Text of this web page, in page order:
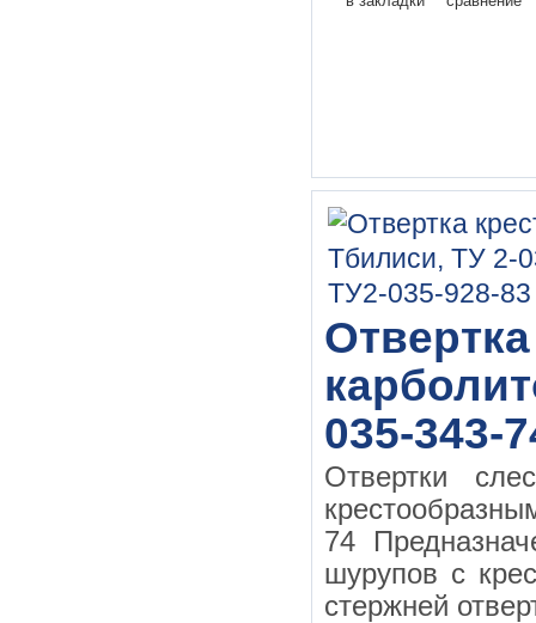
035-343-
Отвертки
74
шурупов с
стержней